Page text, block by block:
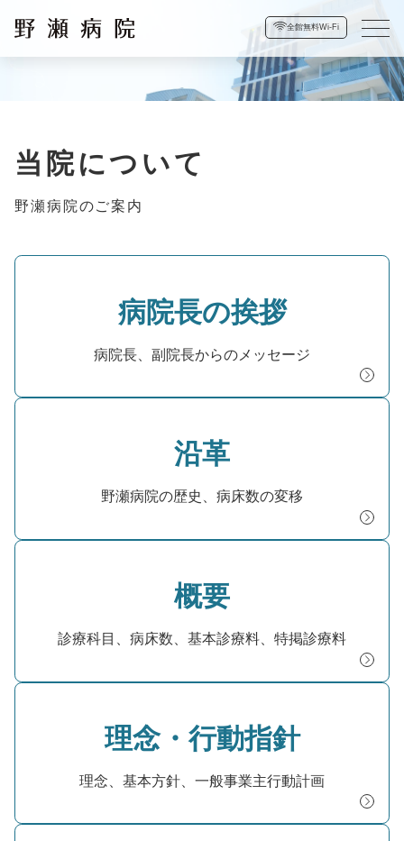
当院について
野瀬病院のご案内
病院長の挨拶
病院長、副院長からのメッセージ
沿革
野瀬病院の歴史、病床数の変移
概要
診療科目、病床数、基本診療料、特掲診療料
理念・行動指針
理念、基本方針、一般事業主行動計画
全館無料Wi-Fi